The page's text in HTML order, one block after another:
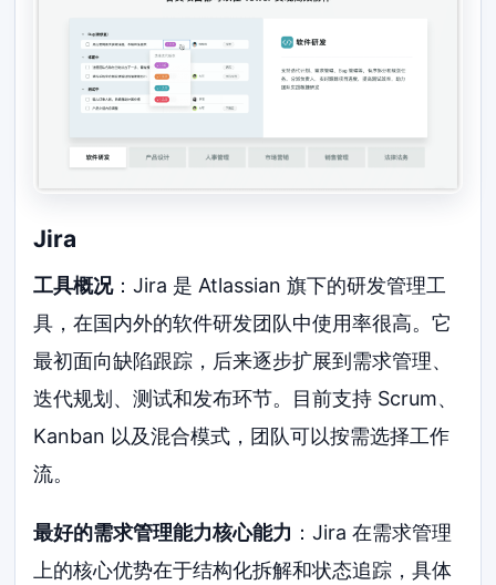
Jira
工具概况：Jira 是 Atlassian 旗下的研发管理工
具，在国内外的软件研发团队中使用率很高。它
最初面向缺陷跟踪，后来逐步扩展到需求管理、
迭代规划、测试和发布环节。目前支持 Scrum、
Kanban 以及混合模式，团队可以按需选择工作
流。
最好的需求管理能力核心能力 ：Jira 在需求管理
上的核心优势在于结构化拆解和状态追踪，具体